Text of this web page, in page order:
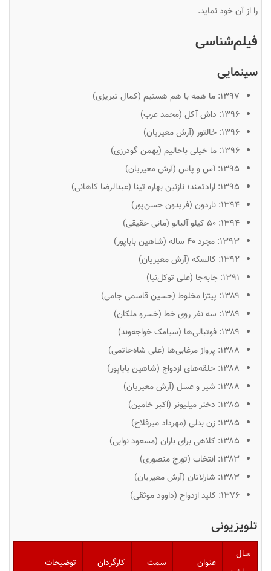
را از آن خود نماید.
فیلم‌شناسی
سینمایی
۱۳۹۷: ما همه با هم هستیم (کمال تبریزی)
۱۳۹۶: داش آکل (محمد عرب)
۱۳۹۶: خالتور (آرش معیریان)
۱۳۹۶: ما خیلی باحالیم (بهمن گودرزی)
۱۳۹۵: آس و پاس (آرش معیریان)
۱۳۹۵: ارادتمند؛ نازنین بهاره تینا (عبدالرضا کاهانی)
۱۳۹۴: ناردون (فریدون حسن‌پور)
۱۳۹۴: ۵۰ کیلو آلبالو
(مانی حقیقی)
۱۳۹۳: مجرد ۴۰ ساله
(شاهین باباپور)
۱۳۹۲: کالسکه (آرش معیریان)
۱۳۹۱: جابه‌جا (علی توکل‌نیا)
۱۳۸۹: پیتزا مخلوط (حسین قاسمی جامی)
۱۳۸۹: سه نفر روی خط (خسرو ملکان)
۱۳۸۹: فوتبالی‌ها (سیامک خواجه‌وند)
۱۳۸۸: پرواز مرغابی‌ها (علی شاه‌حاتمی)
۱۳۸۸: حلقه‌های ازدواج (شاهین باباپور)
۱۳۸۸: شیر و عسل (آرش معیریان)
۱۳۸۵: دختر میلیونر (اکبر خامین)
۱۳۸۵: زن بدلی (مهرداد میرفلاح)
۱۳۸۵: کلاهی برای باران (مسعود نوابی)
۱۳۸۳: انتخاب (تورج منصوری)
۱۳۸۳: شارلاتان (آرش معیریان)
۱۳۷۶: کلید ازدواج (داوود موثقی)
تلویزیونی
سال
عنوان سمت کارگردان توضیحات